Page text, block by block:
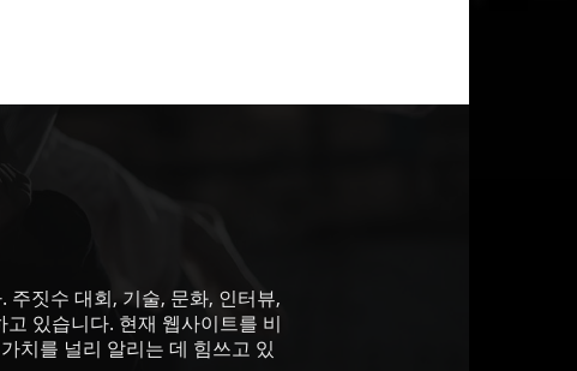
주짓수 대회, 기술, 문화, 인터뷰,
있습니다. 현재 웹사이트를 비
치를 널리 알리는 데 힘쓰고 있